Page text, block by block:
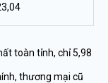
toàn tỉnh, chỉ 5,98
thương mại cũ